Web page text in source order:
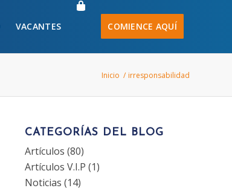
VACANTES COMIENCE AQUÍ
Inicio / irresponsabilidad
CATEGORÍAS DEL BLOG
Artículos (80)
Artículos V.I.P (1)
Noticias (14)